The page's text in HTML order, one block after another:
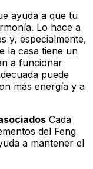
ayuda a que tu
Lo hace a
y, especialmente,
la casa tiene un
a funcionar
puede
más energía y a
Cada
del Feng
a mantener el